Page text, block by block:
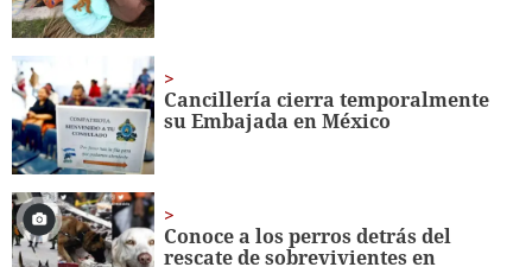
Cancillería cierra temporalmente
su Embajada en México
Conoce a los perros detrás del
rescate de sobrevivientes en